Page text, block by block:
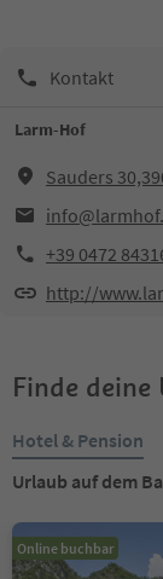
Kontakt
Larm-Hof
Sauders
+39 0472
http://
Finde
Hotel & Pension
Urlaub auf dem
Online buchbar